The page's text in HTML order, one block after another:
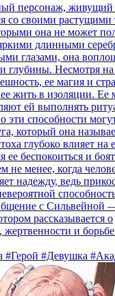
персонаж, живущий
со своими
она не может
длинными
глазами, она
глубины. Несмотря на
ее магия и
жить в изоляции. Ее
ей выполнять
эти способности
который она
глубоко влияет на
ее беспокоиться и
не менее, когда
надежду, ведь
с Сильвейной —
рассказывается о
и
#Герой #Девушка